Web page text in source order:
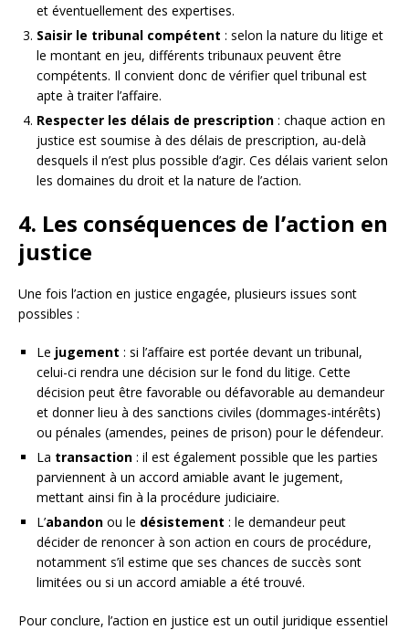
et éventuellement des expertises.
Saisir le tribunal compétent : selon la nature du litige et
le montant en jeu, différents tribunaux peuvent être
compétents. Il convient donc de vérifier quel tribunal est
apte à traiter l’affaire.
Respecter les délais de prescription : chaque action en
justice est soumise à des délais de prescription, au-delà
desquels il n’est plus possible d’agir. Ces délais varient selon
les domaines du droit et la nature de l’action.
4. Les conséquences de l’action en
justice
Une fois l’action en justice engagée, plusieurs issues sont
possibles :
Le jugement : si l’affaire est portée devant un tribunal,
celui-ci rendra une décision sur le fond du litige. Cette
décision peut être favorable ou défavorable au demandeur
et donner lieu à des sanctions civiles (dommages-intérêts)
ou pénales (amendes, peines de prison) pour le défendeur.
La transaction : il est également possible que les parties
parviennent à un accord amiable avant le jugement,
mettant ainsi fin à la procédure judiciaire.
L’abandon ou le désistement : le demandeur peut
décider de renoncer à son action en cours de procédure,
notamment s’il estime que ses chances de succès sont
limitées ou si un accord amiable a été trouvé.
Pour conclure, l’action en justice est un outil juridique essentiel